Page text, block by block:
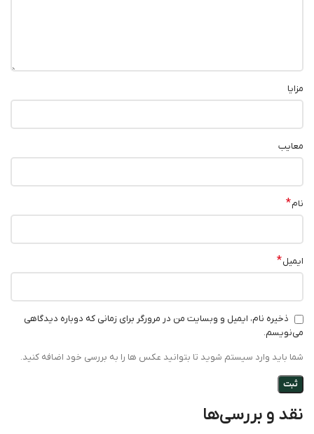
نقد و بررسی‌ها
مزایا
معایب
نام*
ایمیل*
ذخیره نام، ایمیل و وبسایت من در مرورگر برای زمانی که دوباره دیدگاهی
می‌نویسم.
شما باید وارد سیستم شوید تا بتوانید عکس ها را به بررسی خود اضافه کنید.